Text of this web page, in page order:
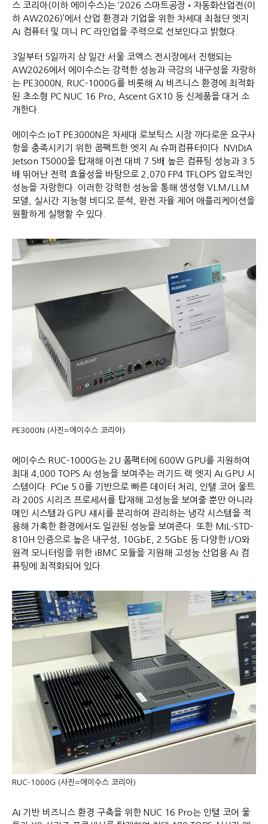
스 코리아(이하 에이수스)는 ‘2026 스마트공장•자동화산업전(이
하 AW2026)’에서 산업 환경과 기업을 위한 차세대 최첨단 엣지
AI 컴퓨터 및 미니 PC 라인업을 주력으로 선보인다고 밝혔다.
3일부터 5일까지 삼 일간 서울 코엑스 전시장에서 진행되는
AW2026에서 에이수스는 강력한 성능과 극강의 내구성을 자랑하
는 PE3000N, RUC-1000G를 비롯해 AI 비즈니스 환경에 최적화
된 초소형 PC NUC 16 Pro, Ascent GX10 등 신제품을 대거 소
개한다.
에이수스 IoT PE3000N은 차세대 로보틱스 시장 까다로운 요구사
항을 충족시키기 위한 콤팩트한 엣지 AI 슈퍼컴퓨터이다. NVIDIA
Jetson T5000을 탑재해 이전 대비 7.5배 높은 컴퓨팅 성능과 3.5
배 뛰어난 전력 효율성을 바탕으로 2,070 FP4 TFLOPS 압도적인
성능을 자랑한다. 이러한 강력한 성능을 통해 생성형 VLM/LLM
모델, 실시간 지능형 비디오 분석, 완전 자율 제어 애플리케이션을
원활하게 실행할 수 있다.
PE3000N (사진=에이수스 코리아)
에이수스 RUC-1000G는 2U 폼팩터에 600W GPU를 지원하여
최대 4,000 TOPS AI 성능을 보여주는 러기드 랙 엣지 AI GPU 시
스템이다. PCIe 5.0를 기반으로 빠른 데이터 처리, 인텔 코어 울트
라 200S 시리즈 프로세서를 탑재해 고성능을 보여줄 뿐만 아니라
메인 시스템과 GPU 섀시를 분리하여 관리하는 냉각 시스템을 적
용해 가혹한 환경에서도 일관된 성능을 보여준다. 또한 MIL-STD-
810H 인증으로 높은 내구성, 10GbE, 2.5GbE 등 다양한 I/O와
원격 모니터링을 위한 iBMC 모듈을 지원해 고성능 산업용 AI 컴
퓨팅에 최적화되어 있다.
RUC-1000G (사진=에이수스 코리아)
AI 기반 비즈니스 환경 구축을 위한 NUC 16 Pro는 인텔 코어 울